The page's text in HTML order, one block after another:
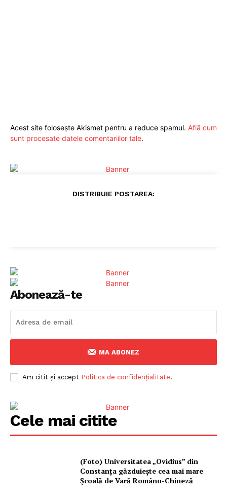
Acest site folosește Akismet pentru a reduce spamul. Află cum
sunt procesate datele comentariilor tale.
DISTRIBUIE POSTAREA:
Abonează-te
MA ABONEZ
Am citit și accept Politica de confidențialitate.
Cele mai citite
(Foto) Universitatea „Ovidius” din
Constanța găzduiește cea mai mare
Școală de Vară Româno-Chineză